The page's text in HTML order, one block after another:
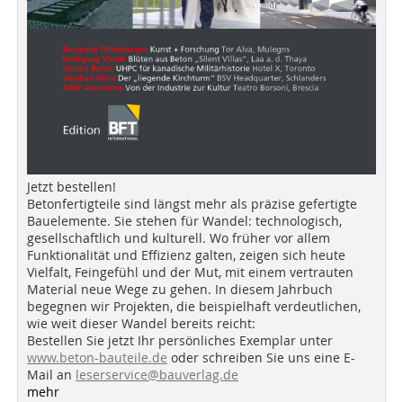
Jetzt bestellen!
Betonfertigteile sind längst mehr als präzise gefertigte
Bauelemente. Sie stehen für Wandel: technologisch,
gesellschaftlich und kulturell. Wo früher vor allem
Funktionalität und Effizienz galten, zeigen sich heute
Vielfalt, Feingefühl und der Mut, mit einem vertrauten
Material neue Wege zu gehen. In diesem Jahrbuch
begegnen wir Projekten, die beispielhaft verdeutlichen,
wie weit dieser Wandel bereits reicht:
Bestellen Sie jetzt Ihr persönliches Exemplar unter
www.beton-bauteile.de oder schreiben Sie uns eine E-
Mail an leserservice@bauverlag.de
mehr